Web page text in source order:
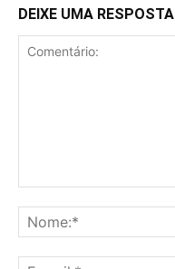
DEIXE UMA RESPOSTA